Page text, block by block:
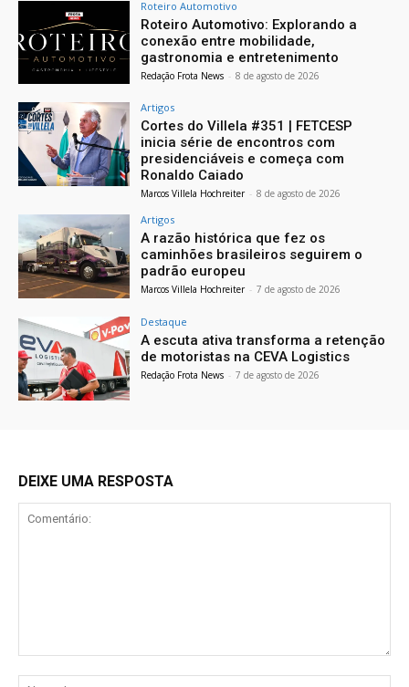
Roteiro Automotivo
Roteiro Automotivo: Explorando a
conexão entre mobilidade,
gastronomia e entretenimento
Redação Frota News - 8 de agosto de 2026
Artigos
Cortes do Villela #351 | FETCESP
inicia série de encontros com
presidenciáveis e começa com
Ronaldo Caiado
Marcos Villela Hochreiter - 8 de agosto de 2026
Artigos
A razão histórica que fez os
caminhões brasileiros seguirem o
padrão europeu
Marcos Villela Hochreiter - 7 de agosto de 2026
Destaque
A escuta ativa transforma a retenção
de motoristas na CEVA Logistics
Redação Frota News - 7 de agosto de 2026
DEIXE UMA RESPOSTA